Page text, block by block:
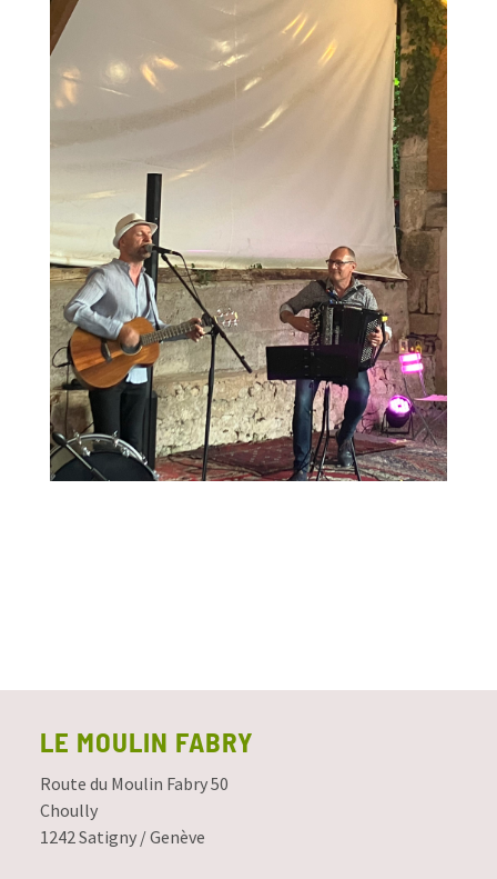
LE MOULIN FABRY
Route du Moulin Fabry 50
Choully
1242 Satigny / Genève